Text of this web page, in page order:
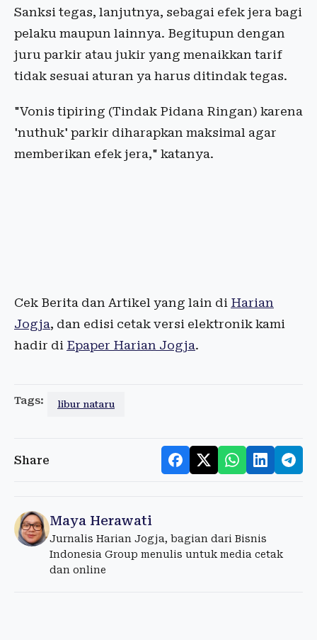
Sanksi tegas, lanjutnya, sebagai efek jera bagi
pelaku maupun lainnya. Begitupun dengan
juru parkir atau jukir yang menaikkan tarif
tidak sesuai aturan ya harus ditindak tegas.
"Vonis tipiring (Tindak Pidana Ringan) karena
'nuthuk' parkir diharapkan maksimal agar
memberikan efek jera," katanya.
Cek Berita dan Artikel yang lain di Harian
Jogja, dan edisi cetak versi elektronik kami
hadir di Epaper Harian Jogja.
Tags: libur nataru
Share
Maya Herawati
Jurnalis Harian Jogja, bagian dari Bisnis
Indonesia Group menulis untuk media cetak
dan online